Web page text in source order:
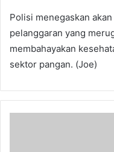
Polisi menegaskan
pelanggaran yang
membahayakan
sektor pangan. (Joe)